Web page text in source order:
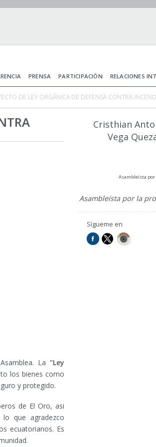
PRENSA PARTICIPACIÓN RELACIONES
DE LEY ORGÁNICA DE DEFENSA CONTRA
La "Ley
los bienes como
y protegido.
de El Oro, asi
que agradezco
ecuatorianos. Es
Cristhian
Vega
Asambleísta por
Asambleísta por la
Sígueme en